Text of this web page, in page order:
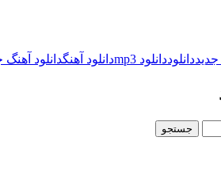
دانلوددانلود mp3 دانلود آهنگدانلود آهنگ